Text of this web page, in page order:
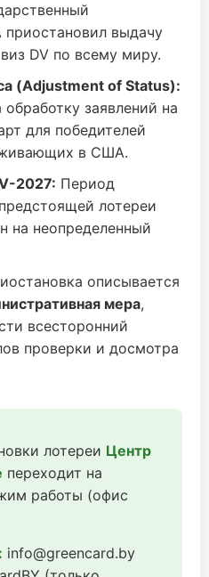
выдачу
DV по всему миру.
(Adjustment of Status):
обработку заявлений на
для победителей
в США.
2027: Период
лотереи
на неопределенный
описывается
мера,
всесторонний
проверки и досмотра
лотереи Центр
переходит на
работы (офис
info@greencard.by